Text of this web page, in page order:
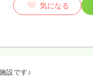
気になる
設です♪